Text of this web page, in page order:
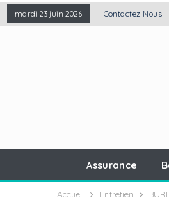
mardi 23 juin 2026 Contactez Nous
Assurance
Accueil Entretien